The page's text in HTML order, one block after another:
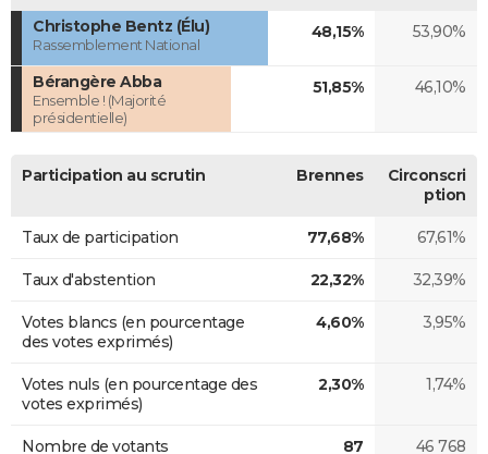
Christophe Bentz (Élu)
Rassemblement National
48,15% 53,90%
Bérangère Abba
Ensemble ! (Majorité
présidentielle)
51,85% 46,10%
Participation au scrutin Brennes
Circonscri
ption
Taux de participation 77,68% 67,61%
Taux d'abstention 22,32% 32,39%
Votes blancs (en pourcentage
des votes exprimés)
4,60% 3,95%
Votes nuls (en pourcentage des
votes exprimés)
2,30% 1,74%
Nombre de votants 87 46 768